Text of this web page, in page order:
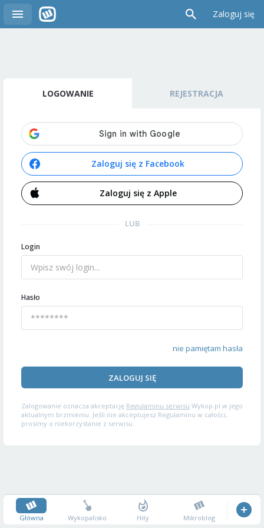
Zaloguj się
LOGOWANIE REJESTRACJA
Zaloguj się z Facebook
Zaloguj się z Apple
LUB
Login
Hasło
nie pamiętam hasła
ZALOGUJ SIĘ
Zalogowanie oznacza akceptację Regulaminu serwisu Wykop.pl w jego
aktualnym brzmieniu. Jeśli nie akceptujesz Regulaminu w całości,
prosimy o niekorzystanie z serwisu.
Główna Wykopalisko Hity Mikroblog